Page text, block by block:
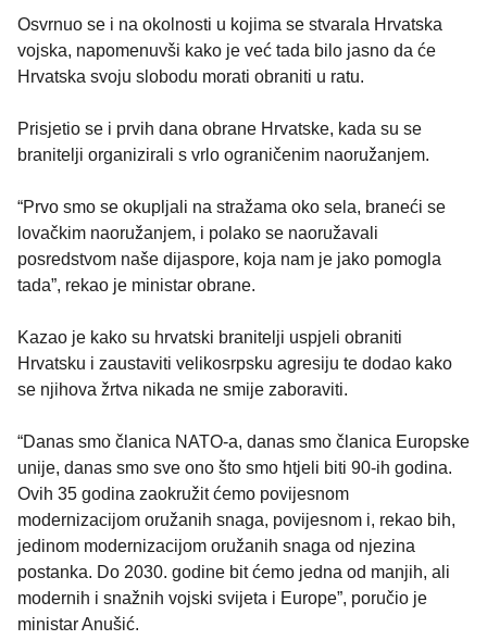
Osvrnuo se i na okolnosti u kojima se stvarala Hrvatska
vojska, napomenuvši kako je već tada bilo jasno da će
Hrvatska svoju slobodu morati obraniti u ratu.
Prisjetio se i prvih dana obrane Hrvatske, kada su se
branitelji organizirali s vrlo ograničenim naoružanjem.
“Prvo smo se okupljali na stražama oko sela, braneći se
lovačkim naoružanjem, i polako se naoružavali
posredstvom naše dijaspore, koja nam je jako pomogla
tada”, rekao je ministar obrane.
Kazao je kako su hrvatski branitelji uspjeli obraniti
Hrvatsku i zaustaviti velikosrpsku agresiju te dodao kako
se njihova žrtva nikada ne smije zaboraviti.
“Danas smo članica NATO-a, danas smo članica Europske
unije, danas smo sve ono što smo htjeli biti 90-ih godina.
Ovih 35 godina zaokružit ćemo povijesnom
modernizacijom oružanih snaga, povijesnom i, rekao bih,
jedinom modernizacijom oružanih snaga od njezina
postanka. Do 2030. godine bit ćemo jedna od manjih, ali
modernih i snažnih vojski svijeta i Europe”, poručio je
ministar Anušić.